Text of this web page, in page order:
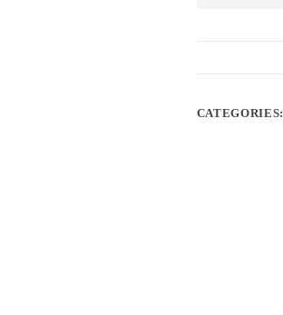
CATEGORIES: